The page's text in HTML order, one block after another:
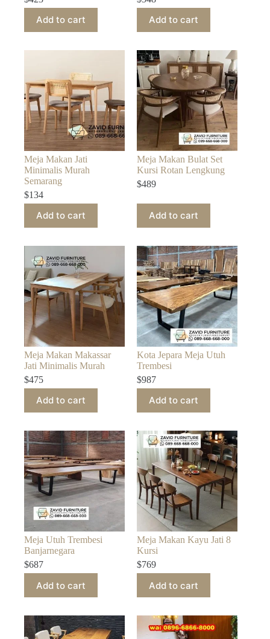
Add to cart Add to cart
Meja Makan Jati
Minimalis Murah
Semarang
$134
Add to cart
Meja Makan Bulat Set
Kursi Rotan Lengkung
$489
Add to cart
Meja Makan Makassar
Jati Minimalis Murah
$475
Add to cart
Kota Jepara Meja Utuh
Trembesi
$987
Add to cart
Meja Utuh Trembesi
Banjarnegara
$687
Add to cart
Meja Makan Kayu Jati 8
Kursi
$769
Add to cart